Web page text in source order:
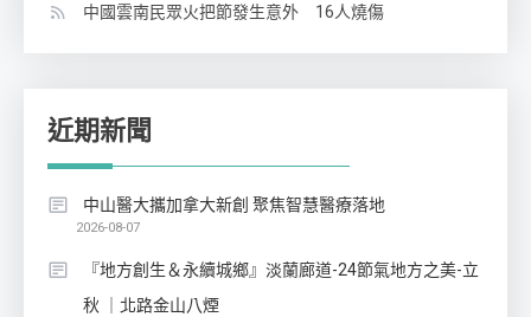
中國雲南民眾火把節發生意外 16人燒傷
近期新聞
中山醫大攜加拿大新創 聚焦智慧醫療落地
2026-08-07
『地方創生＆永續城鄉』淡蘭廊道-24節氣地方之美-立
秋 ｜北路金山八煙